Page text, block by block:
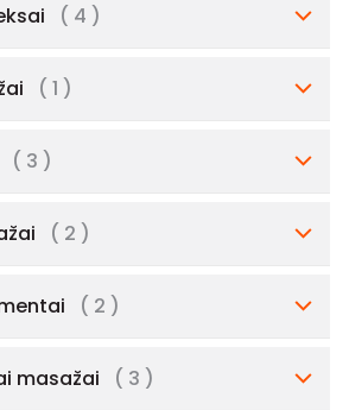
( 4 )
( 1 )
( 3 )
( 2 )
( 2 )
masažai ( 3 )